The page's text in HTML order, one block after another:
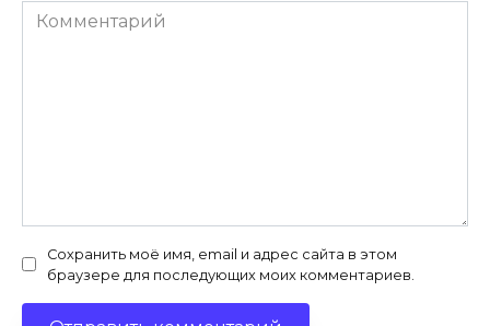
Комментарий
Сохранить моё имя, email и адрес сайта в этом
браузере для последующих моих комментариев.